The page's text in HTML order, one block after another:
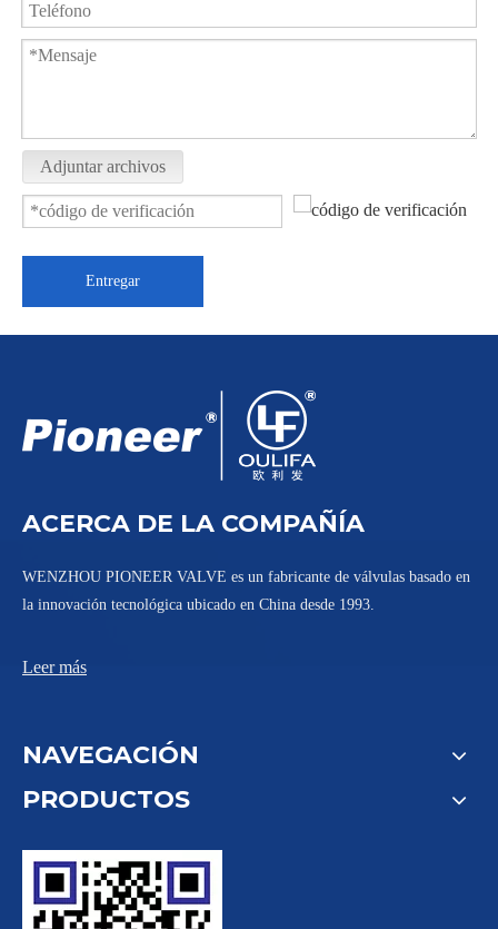
Válvula de bola con brida de 3 piezas ISO 5211 PQ41F-1000PSI Válvula de bola con brida Q41F-64P
Adjuntar archivos
Entregar
ACERCA DE LA COMPAÑÍA
WENZHOU PIONEER VALVE es un fabricante de válvulas basado en
la innovación tecnológica ubicado en China desde 1993.
Leer más
NAVEGACIÓN
PRODUCTOS